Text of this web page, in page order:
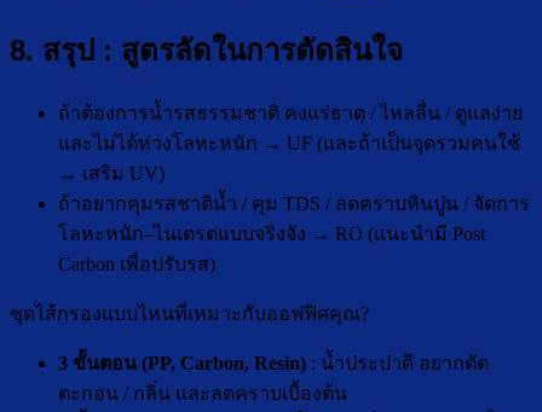
8. สรุป : สูตรลัดในการตัดสินใจ
ถ้าต้องการน้ำรสธรรมชาติ คงแร่ธาตุ / ไหลลื่น / ดูแลง่าย
และไม่ได้ห่วงโลหะหนัก → UF (และถ้าเป็นจุดรวมคนใช้
→ เสริม UV)
ถ้าอยากคุมรสชาติน้ำ / คุม TDS / ลดคราบหินปูน / จัดการ
โลหะหนัก–ไนเตรตแบบจริงจัง → RO (แนะนำมี Post
Carbon เพื่อปรับรส)
ชุดไส้กรองแบบไหนที่เหมาะกับออฟฟิศคุณ?
3 ขั้นตอน (PP, Carbon, Resin) : น้ำประปาดี อยากตัด
ตะกอน / กลิ่น และลดคราบเบื้องต้น